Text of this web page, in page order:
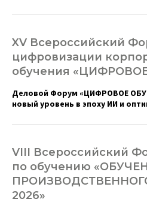
XV Всероссийский
цифровизации
обучения
Деловой Форум «ЦИФРОВОЕ
новый уровень в эпоху ИИ и
VIII Всероссийский
по обучению
2026»